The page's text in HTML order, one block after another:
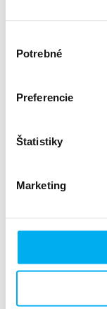
súhlasu
Potrebné
Preferencie
Štatistiky
Marketing